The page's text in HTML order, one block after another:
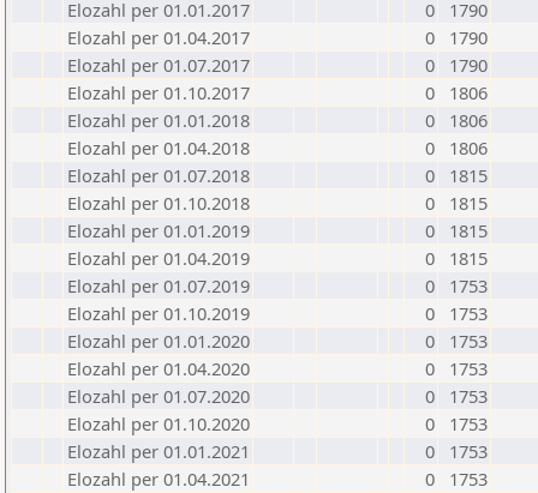
Elozahl per 01.01.2017
0
1790
Elozahl per 01.04.2017
0
1790
Elozahl per 01.07.2017
0
1790
Elozahl per 01.10.2017
0
1806
Elozahl per 01.01.2018
0
1806
Elozahl per 01.04.2018
0
1806
Elozahl per 01.07.2018
0
1815
Elozahl per 01.10.2018
0
1815
Elozahl per 01.01.2019
0
1815
Elozahl per 01.04.2019
0
1815
Elozahl per 01.07.2019
0
1753
Elozahl per 01.10.2019
0
1753
Elozahl per 01.01.2020
0
1753
Elozahl per 01.04.2020
0
1753
Elozahl per 01.07.2020
0
1753
Elozahl per 01.10.2020
0
1753
Elozahl per 01.01.2021
0
1753
Elozahl per 01.04.2021
0
1753